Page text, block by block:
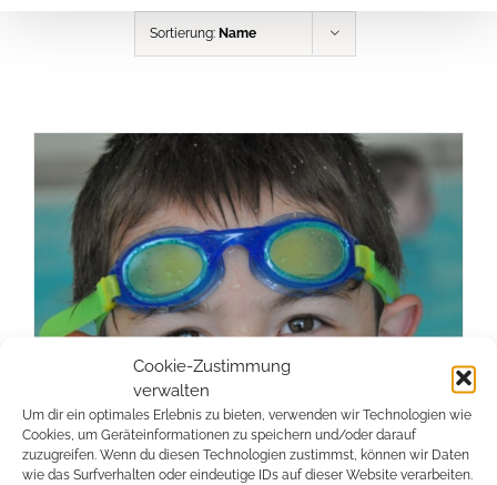
Cookie-Zustimmung
verwalten
Um dir ein optimales Erlebnis zu bieten, verwenden wir Technologien wie
Cookies, um Geräteinformationen zu speichern und/oder darauf
zuzugreifen. Wenn du diesen Technologien zustimmst, können wir Daten
wie das Surfverhalten oder eindeutige IDs auf dieser Website verarbeiten.
Sortierung: Name